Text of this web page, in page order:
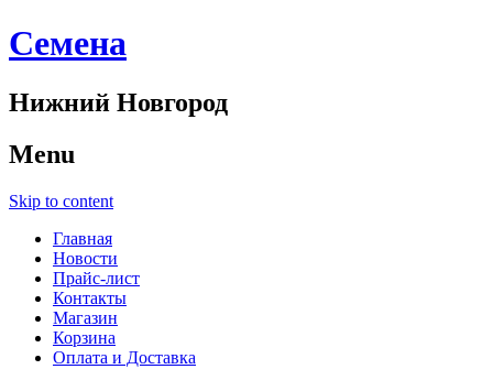
Cемена
Нижний Новгород
Menu
Skip to content
Главная
Новости
Прайс-лист
Контакты
Магазин
Корзина
Оплата и Доставка